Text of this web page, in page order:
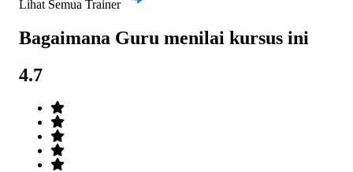
Lihat Semua Trainer
Bagaimana Guru menilai kursus ini
4.7